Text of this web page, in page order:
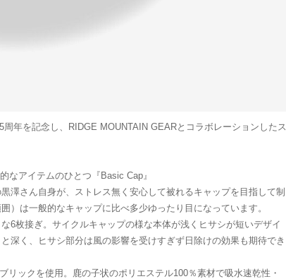
周年を記念し、RIDGE MOUNTAIN GEARとコラボレーションしたス
なアイテムのひとつ『Basic Cap』
澤さん自身が、ストレス無く安心して被れるキャップを目指して制
）は一般的なキャップに比べ多少ゆったり目になっています。
6枚接ぎ。サイクルキャップの様な本体が浅くヒサシが短いデザイ
深く、ヒサシ部分は風の影響を受けすぎず日除けの効果も期待でき
リックを使用。鹿の子状のポリエステル100％素材で吸水速乾性・